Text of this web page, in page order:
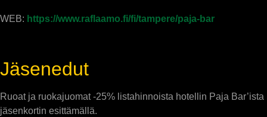
WEB: https://www.raflaamo.fi/fi/tampere/paja-bar
Jäsenedut
Ruoat ja ruokajuomat -25% listahinnoista hotellin Paja Bar’ista
jäsenkortin esittämällä.